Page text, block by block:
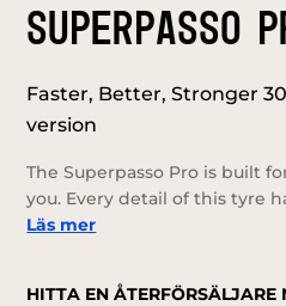
SUPERPASSO
Faster, Better, Stronger
version
The Superpasso Pro is built
you. Every detail of this tyre
Läs mer
HITTA EN ÅTERFÖRSÄLJARE